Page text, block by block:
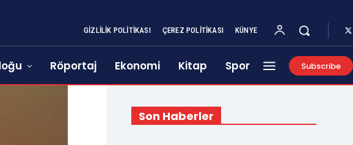
GIZLILIK POLITIKASI ÇEREZ POLITIKASI KÜNYE
Röportaj Ekonomi Kitap Spor Subscribe
Son Haberler